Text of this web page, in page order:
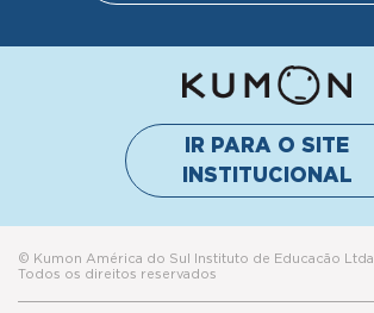
IR PARA O SITE
INSTITUCIONAL
© Kumon América do Sul Instituto de Educacão Ltda.
Todos os direitos reservados